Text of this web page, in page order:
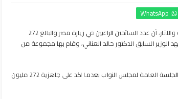
السياحة
تصريحاتي
عن
بناءً
WhatsApp
كتبت – هويدا محمود: أعلن أحمد عيسى وزير السياحة والآثار، أن عدد السائحين الراغبين في زيارة مصر والبالغ 272
السابق الدكتور خالد العناني، وقام بها مجموعة من
وجاء ذلك ردا على اللغط الذي أثاره تصريح الوزير أمام الجلسة العامة لمجلس النواب بعدما اكد على جاهزية 272 مليون